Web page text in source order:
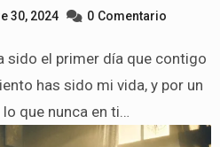
30, 2024 0 Comentario
has sido mi vida, y por un
que nunca en ti…